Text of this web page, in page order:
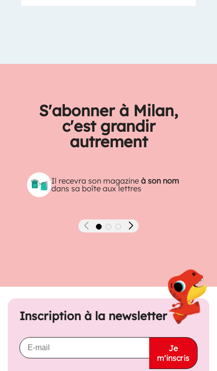
S'abonner à Milan,
c'est grandir
autrement
Il recevra son magazineà son nom
dans sa boîte aux lettres
Précédent Suivant
Inscription à la newsletter
Je
m'inscris